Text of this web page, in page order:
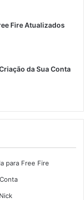
Fire Atualizados
da Sua Conta
para Free Fire